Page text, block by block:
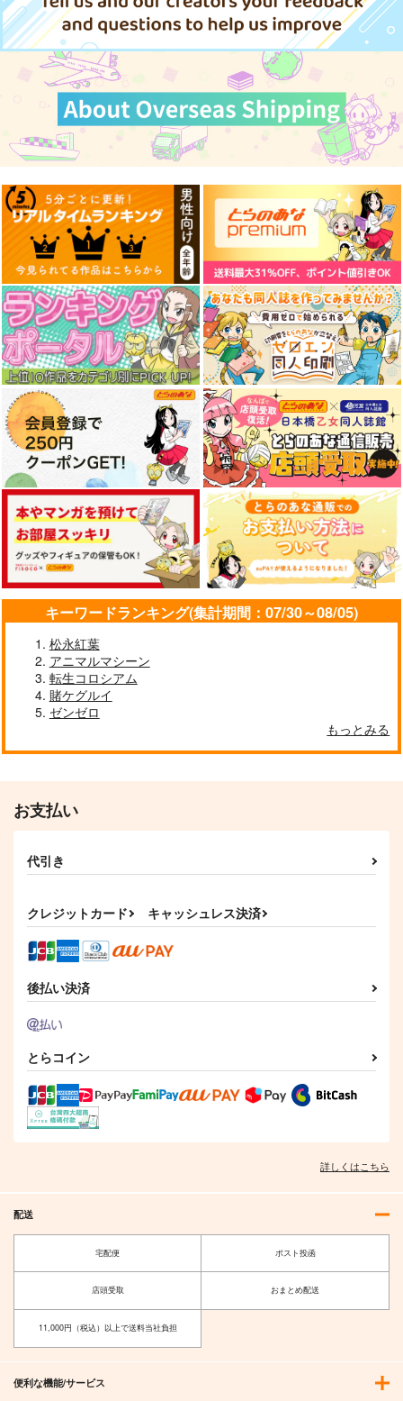
キーワードランキング(集計期間：07/30～08/05)
松永紅葉
アニマルマシーン
転生コロシアム
賭ケグルイ
ゼンゼロ
もっとみる
お支払い
代引き
クレジットカード キャッシュレス決済
後払い決済
とらコイン
詳しくはこちら
配送
宅配便 ポスト投函
店頭受取 おまとめ配送
11,000円（税込）以上で送料当社負担
便利な機能/サービス